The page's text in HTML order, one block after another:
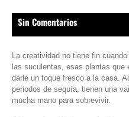
Sin Comentarios
La creatividad no tiene fin
las suculentas, esas plantas
darle un toque fresco a la casa.
periodos de sequía, tienen una
mucha mano para sobrevivir.